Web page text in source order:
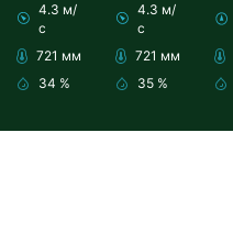
4.3 м/
с
721 мм
34 %
4.3 м/
с
721 мм
35 %